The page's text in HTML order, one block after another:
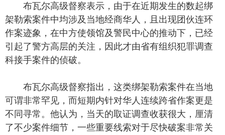
布瓦尔高级督察表示，由于在近期发生的数起绑
架勒索案件中均涉及当地经商华人，且出现团伙连环
作案迹象，在中方使领馆及警民中心的推动下，已经
引起了警方高层的关注，因此才由省有组织犯罪调查
科接手案件的侦破。
布瓦尔高级督察指出，这类绑架勒索案件在当地
可谓非常罕见，而短期内针对华人连续跨省作案更是
不同寻常。他认为，当天的取证调查收获很大，厘清
了不少案件细节，一些重要线索对于尽快破案非常关